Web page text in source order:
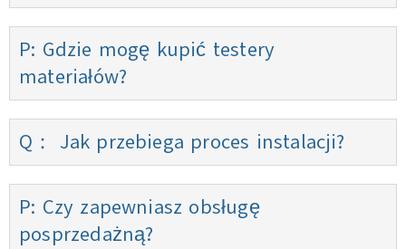
P: Gdzie mogę kupić testery
materiałów?
Q： Jak przebiega proces instalacji?
P: Czy zapewniasz obsługę
posprzedażną?